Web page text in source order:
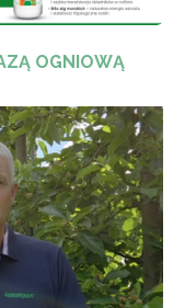
OGNIOWĄ